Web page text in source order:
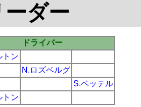
ダー
ドライバー
トン
N.ロズベルグ
S.ベッテル
トン